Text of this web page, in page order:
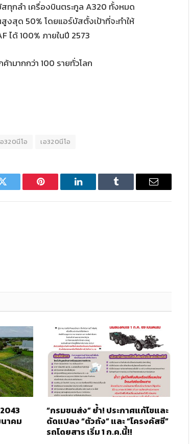
สทุกลำ เครื่องบินตระกูล A320 ทั้งหมด
งสุด 50% โดยแอร์บัสตั้งเป้าที่จะทำให้
ได้ 100% ภายในปี 2573
มากกว่า 100 รายทั่วโลก
320นีโอ เอ320นีโอ
Twitter Pinterest LinkedIn Tumblr Email
าคม
“กรมขนส่ง” ย้ำ! ประกาศแก้ไขและ
ดัดแปลง “ตัวถัง” และ “โครงคัสซี”
รถโดยสาร เริ่ม 1 ก.ค.นี้!!